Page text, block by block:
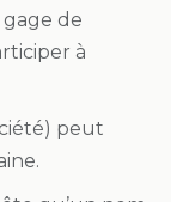
de
à
peut